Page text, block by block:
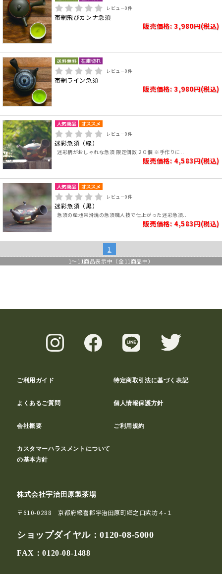
レビュー0件
帯網飛びカンナ急須
販売価格: 3,980円(税込)
レビュー0件
帯網ライン急須
販売価格: 3,980円(税込)
レビュー0件
迷彩急須（緑）
迷彩柄がおしゃれな急須 限定個数２０個 ※手作りに..
販売価格: 4,583円(税込)
レビュー0件
迷彩急須（黒）
急須の産地常滑焼の急須職人技で仕上がった迷彩急須..
販売価格: 4,583円(税込)
1
1～ 11商品表示中（全 11商品中）
ご利用ガイド 特定商取引法に基づく表記
よくあるご質問 個人情報保護方針
会社概要 ご利用規約
カスタマーハラスメントについて
の基本方針
株式会社宇治田原製茶場
〒610-0288 京都府綴喜郡宇治田原町郷之口紫坊４-１
ショップダイヤル：0120-08-5000
FAX：0120-08-1488